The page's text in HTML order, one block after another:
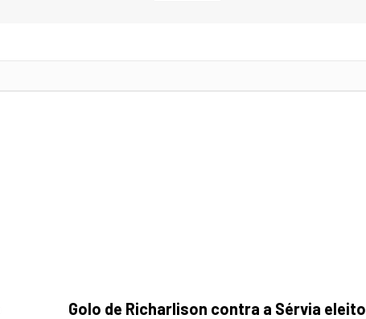
Golo de Richarlison contra a Sérvia eleito